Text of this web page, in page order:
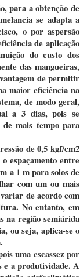
para a obtenção de
se adapta a
o por aspersão
de aplicação
do custo dos
das mangueiras,
de permitir
maior eficiência na
de modo geral,
a 3 dias, pois se
de mais tempo para
de 0,5 kgf/cm2
espaçamento entre
a 1 m para solos de
com um ou mais
de acordo com
No entanto, em
na região semiárida
ou seja, aplica-se o
uma escassez por
e a produtividade. A